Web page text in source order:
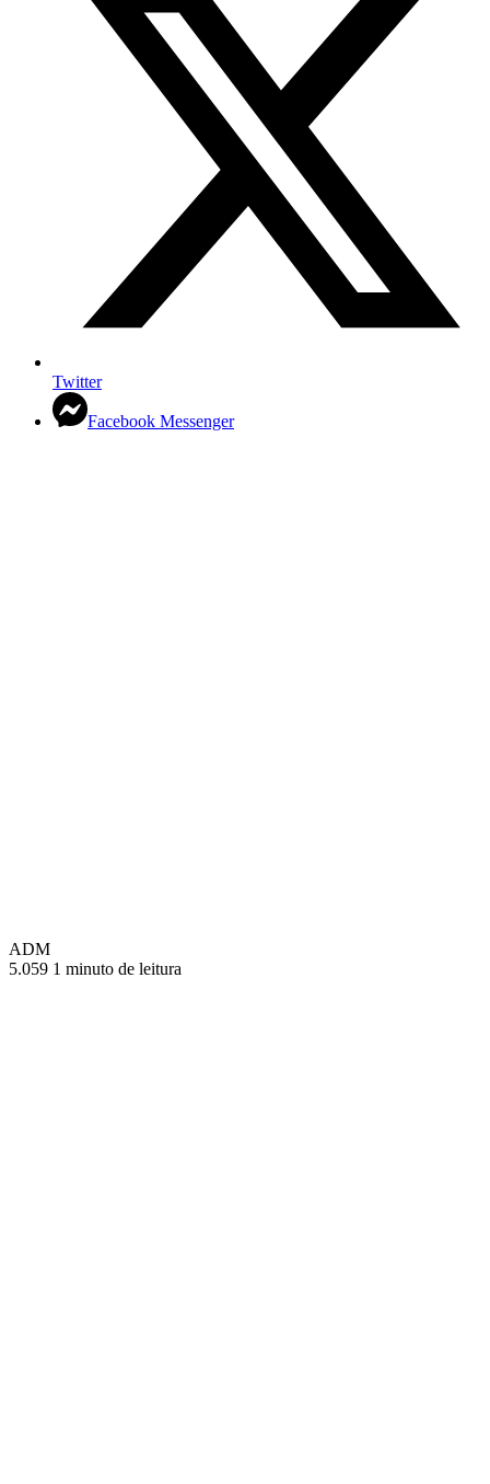
Twitter
Facebook Messenger
ADM
5.059 1 minuto de leitura